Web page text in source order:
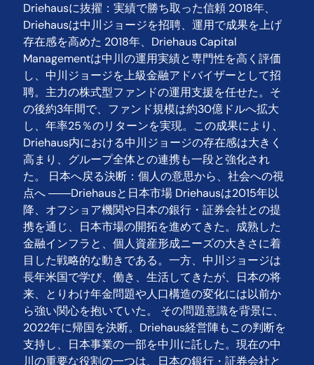
Driehausに抜擢：実績で勝ち取った信頼 2018年、
Driehausは中川ジョージを招聘、運用で成果を上げ
存在感を高めた 2018年、Driehaus Capital
Managementは中川の運用実績と専門性を高く評価
し、中川ジョージを上級金融アドバイザーとして招
聘。主力の株式型ファンドの運用支援を任せた。そ
の後約3年間で、ファンド規模は約30億ドルへ拡大
し、年率25％のリターンを実現。この成果により、
Driehaus内における中川ジョージの存在感は大きく
高まり、グループ全体との連携も一段と強化され
た。 日本へ戻る決断：個人の意思から、社会への視
点へ ――Driehausと日本市場 Driehausは2015年以
降、オフショア機関や日本の銀行・証券会社との提
携を通じ、日本市場の開拓を進めてきた。成熟した
金融インフラと、個人資産形成ニーズの大きさに着
目した戦略的な動きである。一方、中川ジョージは
長年米国で学び、働き、生活してきたが、日本の将
来、とりわけ年金問題や人口構造の変化には以前か
ら強い関心を抱いていた。 その問題意識を背景に、
2022年に帰国を決断。Driehaus経営陣もこの判断を
支持し、日本事業の一部を中川に託した。現在の中
川の重要な役割の一つは、日本の銀行・証券会社と